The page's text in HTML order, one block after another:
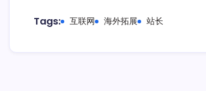
Tags: 互联网 海外拓展 站长